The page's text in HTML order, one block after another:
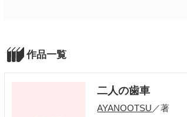
作品一覧
二人の歯車
AYANOOTSU／著